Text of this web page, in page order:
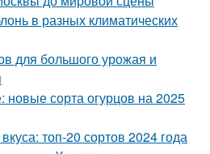
в разных климатических
для большого урожая и
новые сорта огурцов на 2025
топ-20 сортов 2024 года